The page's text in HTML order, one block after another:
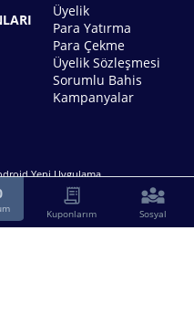
Üyelik
Para Yatırma
Para Çekme
Üyelik Sözleşmesi
Sorumlu Bahis
Kampanyalar
Yeni Uygulama
Kuponlarım Sosyal